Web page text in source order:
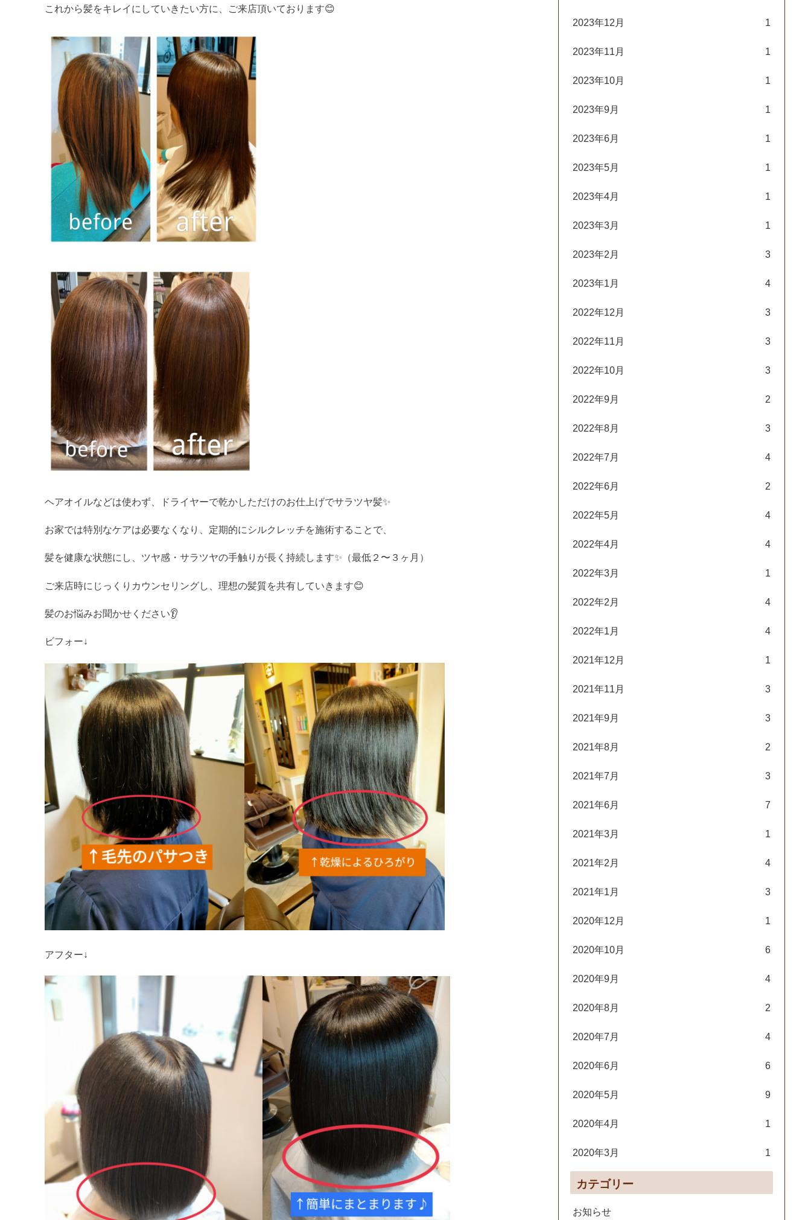
これから髪をキレイにしていきたい方に、ご来店頂いております😊
ヘアオイルなどは使わず、ドライヤーで乾かしただけのお仕上げでサラツヤ髪✨
お家では特別なケアは必要なくなり、定期的にシルクレッチを施術することで、
髪を健康な状態にし、ツヤ感・サラツヤの手触りが長く持続します✨（最低２〜３ヶ月）
ご来店時にじっくりカウンセリングし、理想の髪質を共有していきます😊
髪のお悩みお聞かせください👂
ビフォー↓
アフター↓
2023年12月 1
2023年11月 1
2023年10月 1
2023年9月 1
2023年6月 1
2023年5月 1
2023年4月 1
2023年3月 1
2023年2月 3
2023年1月 4
2022年12月 3
2022年11月 3
2022年10月 3
2022年9月 2
2022年8月 3
2022年7月 4
2022年6月 2
2022年5月 4
2022年4月 4
2022年3月 1
2022年2月 4
2022年1月 4
2021年12月 1
2021年11月 3
2021年9月 3
2021年8月 2
2021年7月 3
2021年6月 7
2021年3月 1
2021年2月 4
2021年1月 3
2020年12月 1
2020年10月 6
2020年9月 4
2020年8月 2
2020年7月 4
2020年6月 6
2020年5月 9
2020年4月 1
2020年3月 1
カテゴリー
お知らせ